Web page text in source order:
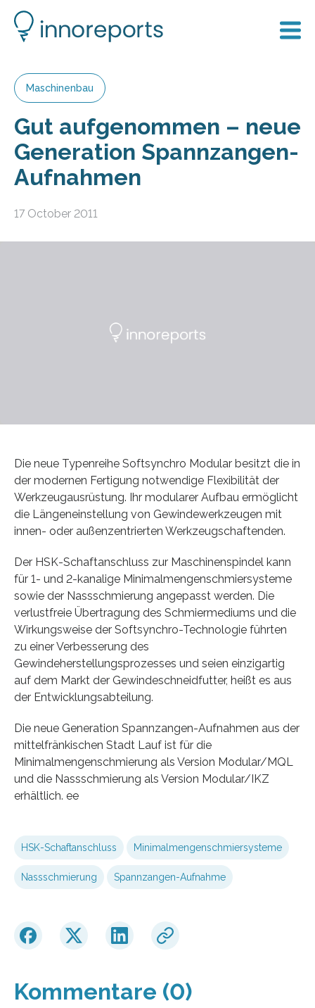
Maschinenbau
Gut aufgenommen – neue
Generation Spannzangen-
Aufnahmen
17 October 2011
Die neue Typenreihe Softsynchro Modular besitzt die in
der modernen Fertigung notwendige Flexibilität der
Werkzeugausrüstung. Ihr modularer Aufbau ermöglicht
die Längeneinstellung von Gewindewerkzeugen mit
innen- oder außenzentrierten Werkzeugschaftenden.
Der HSK-Schaftanschluss zur Maschinenspindel kann
für 1- und 2-kanalige Minimalmengenschmiersysteme
sowie der Nassschmierung angepasst werden. Die
verlustfreie Übertragung des Schmiermediums und die
Wirkungsweise der Softsynchro-Technologie führten
zu einer Verbesserung des
Gewindeherstellungsprozesses und seien einzigartig
auf dem Markt der Gewindeschneidfutter, heißt es aus
der Entwicklungsabteilung.
Die neue Generation Spannzangen-Aufnahmen aus der
mittelfränkischen Stadt Lauf ist für die
Minimalmengenschmierung als Version Modular/MQL
und die Nassschmierung als Version Modular/IKZ
erhältlich. ee
HSK-Schaftanschluss Minimalmengenschmiersysteme
Nassschmierung Spannzangen-Aufnahme
Kommentare (0)